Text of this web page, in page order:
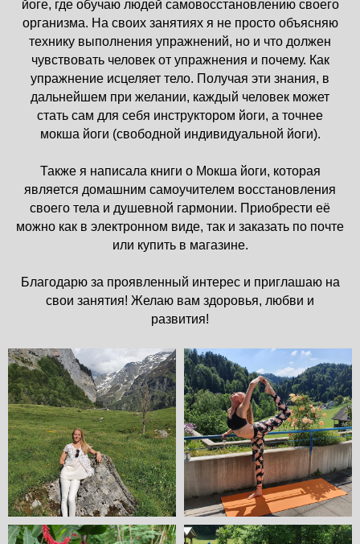
йоге, где обучаю людей самовосстановлению своего
организма. На своих занятиях я не просто объясняю
технику выполнения упражнений, но и что должен
чувствовать человек от упражнения и почему. Как
упражнение исцеляет тело. Получая эти знания, в
дальнейшем при желании, каждый человек может
стать сам для себя инструктором йоги, а точнее
мокша йоги (свободной индивидуальной йоги).
Также я написала книги о Мокша йоги, которая
является домашним самоучителем восстановления
своего тела и душевной гармонии. Приобрести её
можно как в электронном виде, так и заказать по почте
или купить в магазине.
Благодарю за проявленный интерес и приглашаю на
свои занятия! Желаю вам здоровья, любви и
развития!